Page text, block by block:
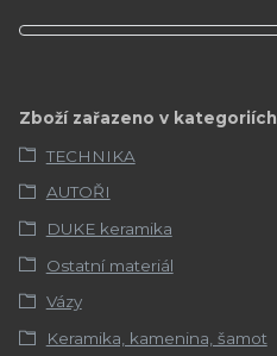
Zboží zařazeno v kategoriích
TECHNIKA
AUTOŘI
DUKE keramika
Ostatní materiál
Vázy
Keramika, kamenina, šamot